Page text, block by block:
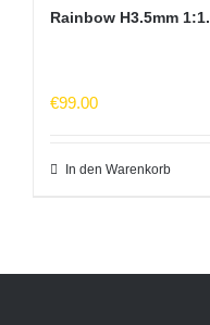
Rainbow H3.5mm
€99.00
In den Warenkorb